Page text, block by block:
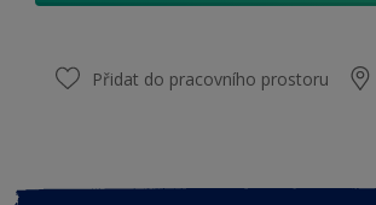
Přidat do pracovního prostoru